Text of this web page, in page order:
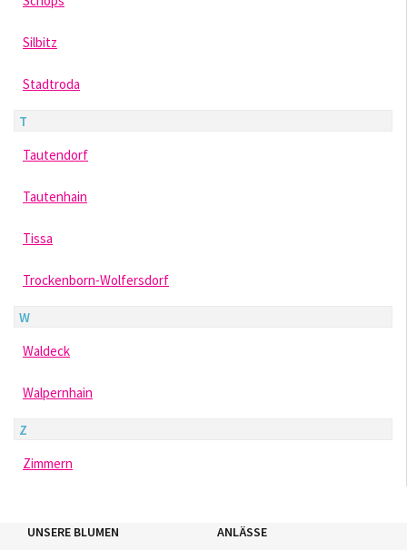
Silbitz
Stadtroda
T
Tautendorf
Tautenhain
Tissa
Trockenborn-Wolfersdorf
W
Waldeck
Walpernhain
Z
Zimmern
UNSERE BLUMEN ANLÄSSE